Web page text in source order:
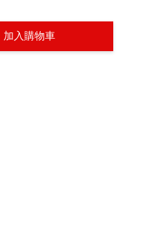
加入購物車